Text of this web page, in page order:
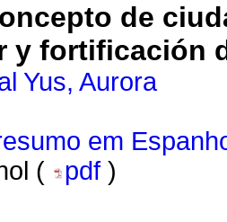
de
y fortificación
Yus, Aurora
em
(
pdf )